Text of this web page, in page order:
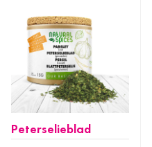
Peterselieblad